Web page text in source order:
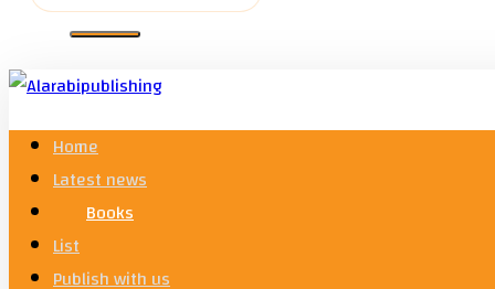
Home
Latest news
Books
List
Publish with us